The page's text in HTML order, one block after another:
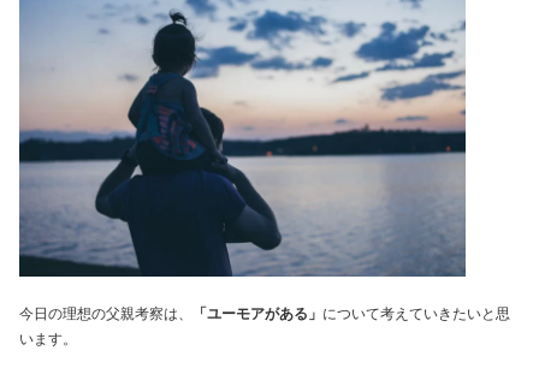
今日の理想の父親考察は、 「ユーモアがある」 について考えていきたいと思
います。